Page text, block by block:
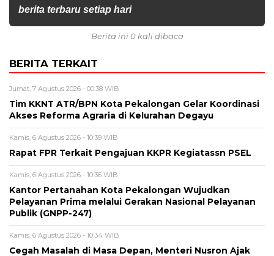
berita terbaru setiap hari
Berita ini 0 kali dibaca
BERITA TERKAIT
Jumat, 7 Agustus 2026 - 00:38 WIB
Tim KKNT ATR/BPN Kota Pekalongan Gelar Koordinasi
Akses Reforma Agraria di Kelurahan Degayu
Kamis, 6 Agustus 2026 - 10:39 WIB
Rapat FPR Terkait Pengajuan KKPR Kegiatassn PSEL
Kamis, 6 Agustus 2026 - 10:36 WIB
Kantor Pertanahan Kota Pekalongan Wujudkan
Pelayanan Prima melalui Gerakan Nasional Pelayanan
Publik (GNPP-247)
Kamis, 6 Agustus 2026 - 10:34 WIB
Cegah Masalah di Masa Depan, Menteri Nusron Ajak